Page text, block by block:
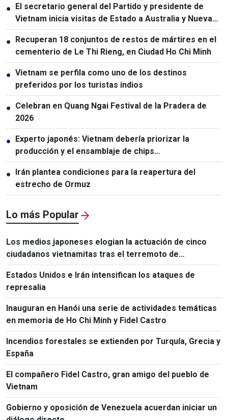
● El secretario general del Partido y presidente de
Vietnam inicia visitas de Estado a Australia y Nueva
Zelanda
● Recuperan 18 conjuntos de restos de mártires en el
cementerio de Le Thi Rieng, en Ciudad Ho Chi Minh
● Vietnam se perfila como uno de los destinos
preferidos por los turistas indios
● Celebran en Quang Ngai Festival de la Pradera de
2026
● Experto japonés: Vietnam debería priorizar la
producción y el ensamblaje de chips
semiconductores
● Irán plantea condiciones para la reapertura del
estrecho de Ormuz
Lo más Popular
Los medios japoneses elogian la actuación de cinco
ciudadanos vietnamitas tras el terremoto de
Kumamoto
Estados Unidos e Irán intensifican los ataques de
represalia
Inauguran en Hanói una serie de actividades temáticas
en memoria de Ho Chi Minh y Fidel Castro
Incendios forestales se extienden por Turquía, Grecia y
España
El compañero Fidel Castro, gran amigo del pueblo de
Vietnam
Gobierno y oposición de Venezuela acuerdan iniciar un